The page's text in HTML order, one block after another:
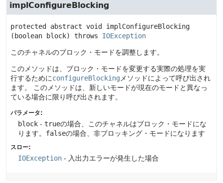
implConfigureBlocking
protected abstract void
implConfigureBlocking
(boolean block)
throws IOException
このチャネルのブロック・モードを調整します。
このメソッドは、ブロック・モードを変更する実際の処理を実
行するためにconfigureBlocking メソッドによって呼び出され
ます。
このメソッドは、新しいモードが現在のモードと異なっ
ている場合に限り呼び出されます。
パラメータ:
block - trueの場合、このチャネルはブロック・モードにな
ります。 falseの場合、非ブロッキング・モードになります
スロー:
IOException - 入出力エラーが発生した場合